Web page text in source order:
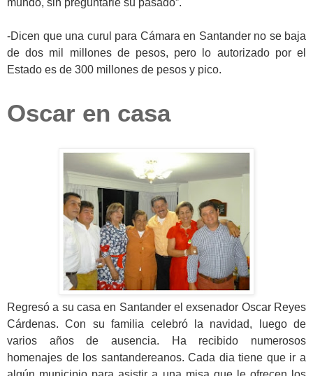
-Dicen que una curul para Cámara en Santander no se baja
de dos mil millones de pesos, pero lo autorizado por el
Estado es de 300 millones de pesos y pico.
Oscar en casa
Regresó a su casa en Santander el exsenador Oscar Reyes
Cárdenas. Con su familia celebró la navidad, luego de
varios años de ausencia. Ha recibido numerosos
homenajes de los santandereanos. Cada dia tiene que ir a